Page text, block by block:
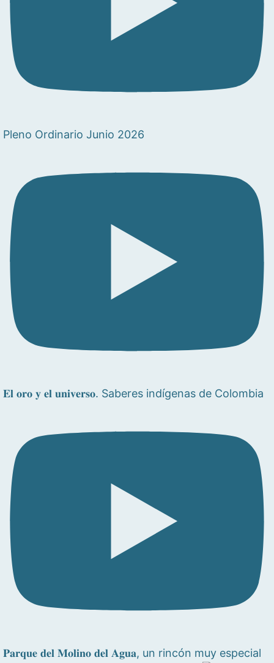
Pleno Ordinario Junio 2026
𝐄𝐥 𝐨𝐫𝐨 𝐲 𝐞𝐥 𝐮𝐧𝐢𝐯𝐞𝐫𝐬𝐨. Saberes indígenas de Colombia
𝐏𝐚𝐫𝐪𝐮𝐞 𝐝𝐞𝐥 𝐌𝐨𝐥𝐢𝐧𝐨 𝐝𝐞𝐥 𝐀𝐠𝐮𝐚, un rincón muy especial